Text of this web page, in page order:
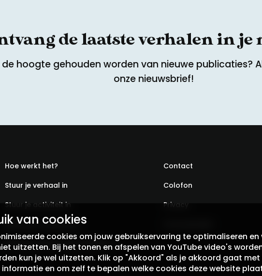
van cookies
cookies om jouw gebruikservaring te optimaliseren
uitzetten. Bij het tonen en afspelen van YouTube video's
kun je wel uitzetten. Klik op "Akkoord" als je akkoord gaat
en om zelf te bepalen welke cookies deze website
de laatste verhalen in je
de hoogte gehouden worden van nieuwe publicaties?
onze nieuwsbrief!
Hoe werkt het?
Stuur je verhaal in
Stuur je activiteit in
Meld een vondst aan
Abonneer je op onze verhalen
Contact
Colofon
Privacy